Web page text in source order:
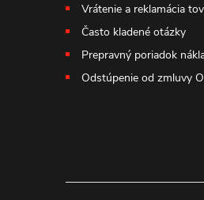
Vrátenie a reklamácia
Často kladené otázky
Prepravný poriadok
Odstúpenie od zmluvy